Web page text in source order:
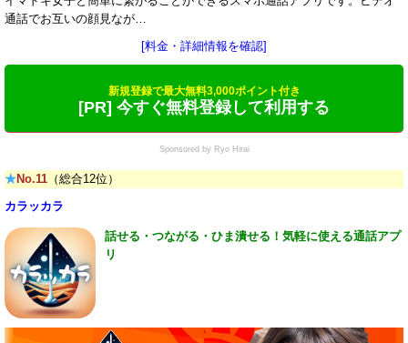
通話でお互いの顔見なが…
[料金・詳細情報を確認]
新規登録で最大無料3,000ポイント付き
[PR] 今すぐ無料登録して利用する
Sponsored by Ryo Hirai
★No.11 （総合12位）
カラッカラ
話せる・つながる・ひま潰せる！気軽に使える通話アプ
リ